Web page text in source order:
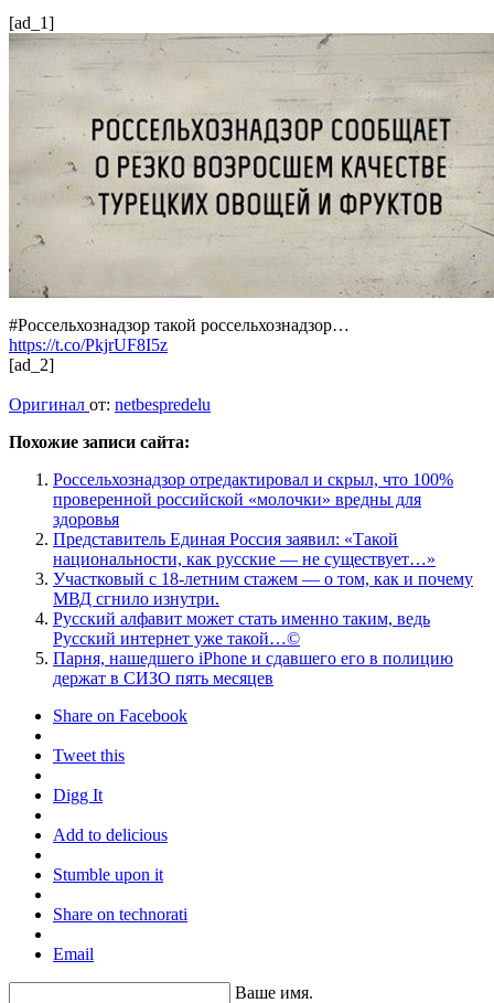
[ad_1]
#Россельхознадзор такой россельхознадзор…
https://t.co/PkjrUF8I5z
[ad_2]
Оригинал от: netbespredelu
Похожие записи сайта:
Россельхознадзор отредактировал и скрыл, что 100%
проверенной российской «молочки» вредны для
здоровья
Представитель Единая Россия заявил: «Такой
национальности, как русские — не существует…»
Участковый с 18-летним стажем — о том, как и почему
МВД сгнило изнутри.
Русский алфавит может стать именно таким, ведь
Русский интернет уже такой…©
Парня, нашедшего iPhone и сдавшего его в полицию
держат в СИЗО пять месяцев
Share on Facebook
Tweet this
Digg It
Add to delicious
Stumble upon it
Share on technorati
Email
Ваше имя.